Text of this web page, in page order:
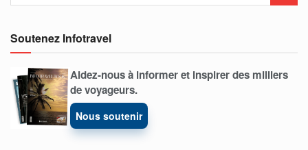
Soutenez Infotravel
Aidez-nous à informer et inspirer des milliers
de voyageurs.
Nous soutenir